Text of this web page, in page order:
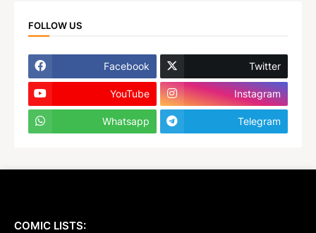
FOLLOW US
Facebook Twitter
YouTube Instagram
Whatsapp Telegram
COMIC LISTS: